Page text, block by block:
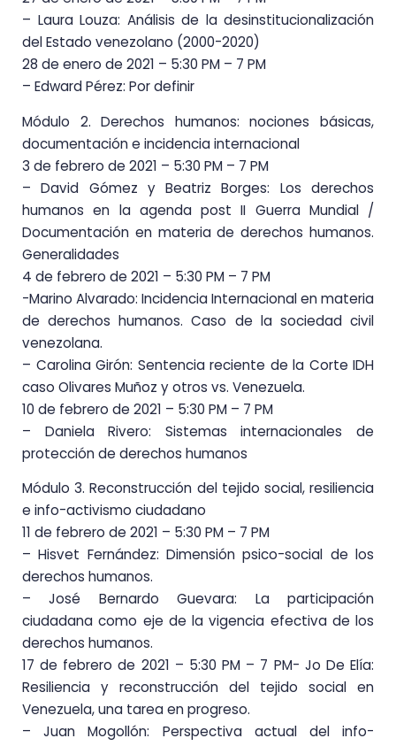
– Laura Louza: Análisis de la desinstitucionalización
del Estado venezolano (2000-2020)
28 de enero de 2021 – 5:30 PM – 7 PM
– Edward Pérez: Por definir
Módulo 2. Derechos humanos: nociones básicas,
documentación e incidencia internacional
3 de febrero de 2021 – 5:30 PM – 7 PM
– David Gómez y Beatriz Borges: Los derechos
humanos en la agenda post II Guerra Mundial /
Documentación en materia de derechos humanos.
Generalidades
4 de febrero de 2021 – 5:30 PM – 7 PM
-Marino Alvarado: Incidencia Internacional en materia
de derechos humanos. Caso de la sociedad civil
venezolana.
– Carolina Girón: Sentencia reciente de la Corte IDH
caso Olivares Muñoz y otros vs. Venezuela.
10 de febrero de 2021 – 5:30 PM – 7 PM
– Daniela Rivero: Sistemas internacionales de
protección de derechos humanos
Módulo 3. Reconstrucción del tejido social, resiliencia
e info-activismo ciudadano
11 de febrero de 2021 – 5:30 PM – 7 PM
– Hisvet Fernández: Dimensión psico-social de los
derechos humanos.
– José Bernardo Guevara: La participación
ciudadana como eje de la vigencia efectiva de los
derechos humanos.
17 de febrero de 2021 – 5:30 PM – 7 PM- Jo De Elía:
Resiliencia y reconstrucción del tejido social en
Venezuela, una tarea en progreso.
– Juan Mogollón: Perspectiva actual del info-